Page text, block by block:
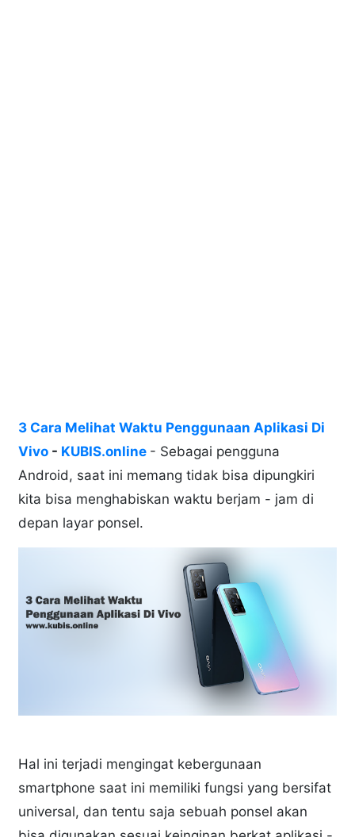
3 Cara Melihat Waktu Penggunaan Aplikasi Di
Vivo - KUBIS.online - Sebagai pengguna
Android, saat ini memang tidak bisa dipungkiri
kita bisa menghabiskan waktu berjam - jam di
depan layar ponsel.
Hal ini terjadi mengingat kebergunaan
smartphone saat ini memiliki fungsi yang bersifat
universal, dan tentu saja sebuah ponsel akan